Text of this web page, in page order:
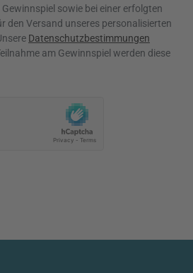
sowie bei einer erfolgten
den Versand unseres personalisierten
Datenschutzbestimmungen
am Gewinnspiel werden diese